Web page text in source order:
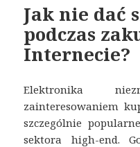
Jak nie dać
podczas
Internecie?
Elektronika
zainteresowaniem
szczególnie
sektora high-end.